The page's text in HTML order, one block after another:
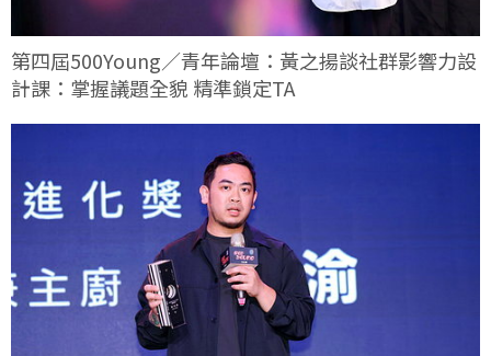
第四屆500Young／青年論壇：黃之揚談社群影響力設
計課：掌握議題全貌 精準鎖定TA